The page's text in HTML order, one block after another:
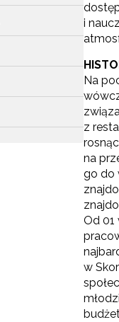
i
Na
z
na
go do
Od 01
w